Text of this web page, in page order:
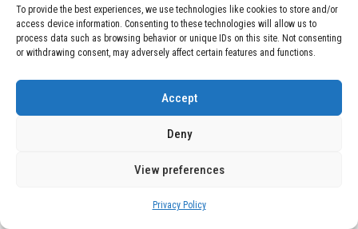
To provide the best experiences, we use technologies like cookies to store and/or
access device information. Consenting to these technologies will allow us to
process data such as browsing behavior or unique IDs on this site. Not consenting
or withdrawing consent, may adversely affect certain features and functions.
Accept
Deny
View preferences
Privacy Policy
ADVERTISEMENT